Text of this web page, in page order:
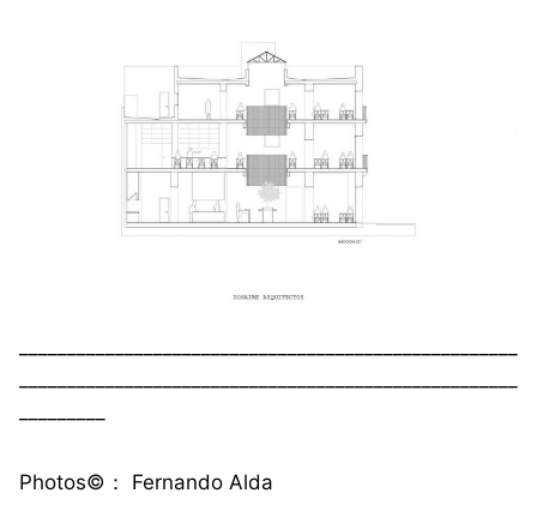
Photos©️： Fernando Alda